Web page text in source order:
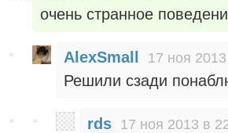
очень странное
AlexSmall 17 ноя
Решили сзади
rds 17 ноя 2013 в